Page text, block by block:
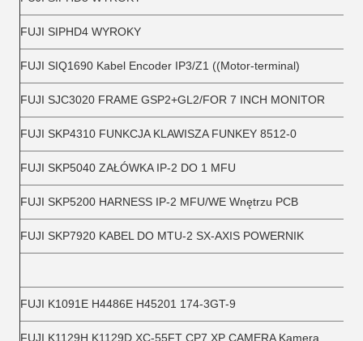
FUJI SIPHD4 WYROKY
FUJI SIQ1690 Kabel Encoder IP3/Z1 ((Motor-terminal)
FUJI SJC3020 FRAME GSP2+GL2/FOR 7 INCH MONITOR
FUJI SKP4310 FUNKCJA KLAWISZA FUNKEY 8512-0
FUJI SKP5040 ZAŁÓWKA IP-2 DO 1 MFU
FUJI SKP5200 HARNESS IP-2 MFU/WE Wnętrzu PCB
FUJI SKP7920 KABEL DO MTU-2 SX-AXIS POWERNIK
FUJI K1091E H4486E H45201 174-3GT-9
FUJI K1129H K1129D XC-55FT CP7 XP CAMERA Kamera